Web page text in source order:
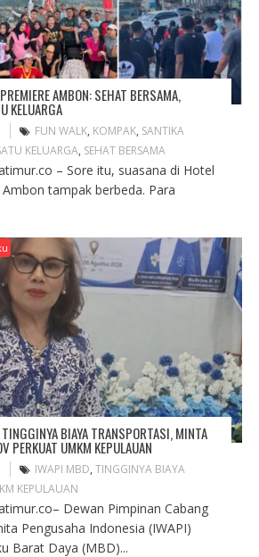
AMBON: SEHAT BERSAMA,
KELUARGA
FUN WALK, KOMPAK, SANTIKA
KELUARGA, SEHAT BERSAMA
– Sore itu, suasana di Hotel
tampak berbeda. Para
BIAYA TRANSPORTASI, MINTA
PERKUAT UMKM KEPULAUAN
IWAPI MBD, TINGGINYA BIAYA
KEPULAUAN
Dewan Pimpinan Cabang
Pengusaha Indonesia (IWAPI)
Barat Daya (MBD)...